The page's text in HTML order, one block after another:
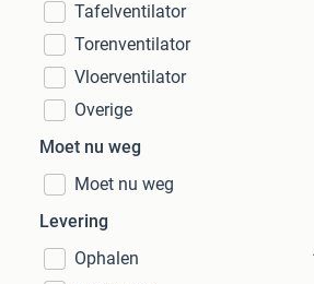
Tafelventilator
Torenventilator
Vloerventilator
Overige
Moet nu weg
Moet nu weg
Levering
Ophalen